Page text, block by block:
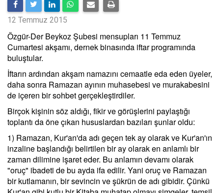
12 Temmuz 2015
Özgür-Der Beykoz Şubesi mensupları 11 Temmuz
Cumartesi akşamı, dernek binasında iftar programında
buluştular.
İftarın ardından akşam namazını cemaatle eda eden üyeler,
daha sonra Ramazan ayının muhasebesi ve murakabesini
de içeren bir sohbet gerçekleştirdiler.
Birçok kişinin söz aldığı, fikir ve görüşlerini paylaştığı
toplantı da öne çıkan hususlardan bazıları şunlar oldu:
1) Ramazan, Kur'an'da adı geçen tek ay olarak ve Kur'an'ın
inzaline başlandığı belirtilen bir ay olarak en anlamlı bir
zaman dilimine işaret eder. Bu anlamın devamı olarak
"oruç" ibadeti de bu ayda ifa edilir. Yani oruç ve Ramazan
bir kutlamanın, bir sevincin ve şükrün de adı gibidir. Çünkü